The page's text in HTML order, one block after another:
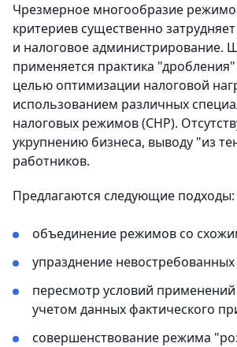
Чрезмерное многообразие
критериев существенно
и налоговое администрирование.
применяется практика
целью оптимизации налоговой
использованием различных
налоговых режимов (СНР).
укрупнению бизнеса, выводу "из
работников.
Предлагаются следующие подходы:
объединение режимов со
упразднение
пересмотр условий
учетом данных фактического
совершенствование режима